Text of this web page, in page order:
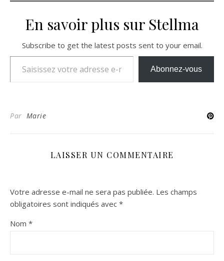
En savoir plus sur Stellma
Subscribe to get the latest posts sent to your email.
Saisissez votre adresse e-mail…
Abonnez-vous
Par Marie
LAISSER UN COMMENTAIRE
Votre adresse e-mail ne sera pas publiée. Les champs
obligatoires sont indiqués avec *
Nom *